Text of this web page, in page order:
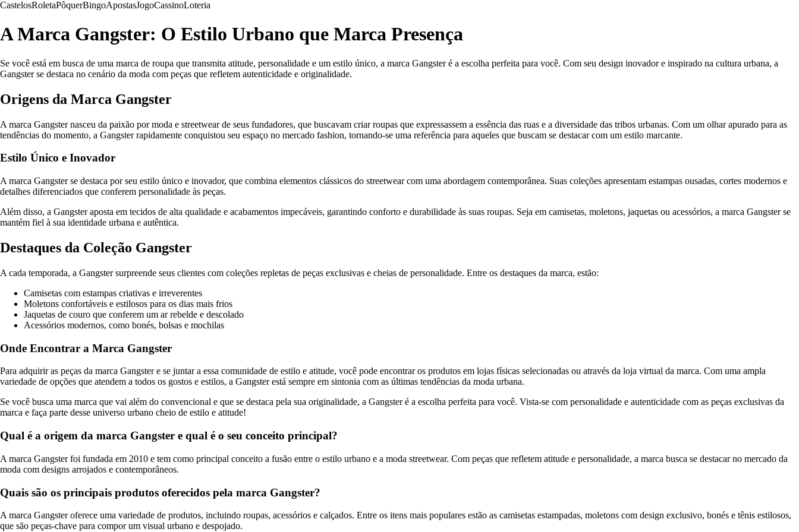
CastelosRoletaPôquerBingoApostasJogoCassinoLoteria
A Marca Gangster: O Estilo Urbano que Marca Presença
Se você está em busca de uma marca de roupa que transmita atitude, personalidade e um estilo único, a marca Gangster é a escolha perfeita para você. Com seu design inovador e inspirado na cultura urbana, a
Gangster se destaca no cenário da moda com peças que refletem autenticidade e originalidade.
Origens da Marca Gangster
A marca Gangster nasceu da paixão por moda e streetwear de seus fundadores, que buscavam criar roupas que expressassem a essência das ruas e a diversidade das tribos urbanas. Com um olhar apurado para as
tendências do momento, a Gangster rapidamente conquistou seu espaço no mercado fashion, tornando-se uma referência para aqueles que buscam se destacar com um estilo marcante.
Estilo Único e Inovador
A marca Gangster se destaca por seu estilo único e inovador, que combina elementos clássicos do streetwear com uma abordagem contemporânea. Suas coleções apresentam estampas ousadas, cortes modernos e
detalhes diferenciados que conferem personalidade às peças.
Além disso, a Gangster aposta em tecidos de alta qualidade e acabamentos impecáveis, garantindo conforto e durabilidade às suas roupas. Seja em camisetas, moletons, jaquetas ou acessórios, a marca Gangster se
mantém fiel à sua identidade urbana e autêntica.
Destaques da Coleção Gangster
A cada temporada, a Gangster surpreende seus clientes com coleções repletas de peças exclusivas e cheias de personalidade. Entre os destaques da marca, estão:
Camisetas com estampas criativas e irreverentes
Moletons confortáveis e estilosos para os dias mais frios
Jaquetas de couro que conferem um ar rebelde e descolado
Acessórios modernos, como bonés, bolsas e mochilas
Onde Encontrar a Marca Gangster
Para adquirir as peças da marca Gangster e se juntar a essa comunidade de estilo e atitude, você pode encontrar os produtos em lojas físicas selecionadas ou através da loja virtual da marca. Com uma ampla
variedade de opções que atendem a todos os gostos e estilos, a Gangster está sempre em sintonia com as últimas tendências da moda urbana.
Se você busca uma marca que vai além do convencional e que se destaca pela sua originalidade, a Gangster é a escolha perfeita para você. Vista-se com personalidade e autenticidade com as peças exclusivas da
marca e faça parte desse universo urbano cheio de estilo e atitude!
Qual é a origem da marca Gangster e qual é o seu conceito principal?
A marca Gangster foi fundada em 2010 e tem como principal conceito a fusão entre o estilo urbano e a moda streetwear. Com peças que refletem atitude e personalidade, a marca busca se destacar no mercado da
moda com designs arrojados e contemporâneos.
Quais são os principais produtos oferecidos pela marca Gangster?
A marca Gangster oferece uma variedade de produtos, incluindo roupas, acessórios e calçados. Entre os itens mais populares estão as camisetas estampadas, moletons com design exclusivo, bonés e tênis estilosos,
que são peças-chave para compor um visual urbano e despojado.